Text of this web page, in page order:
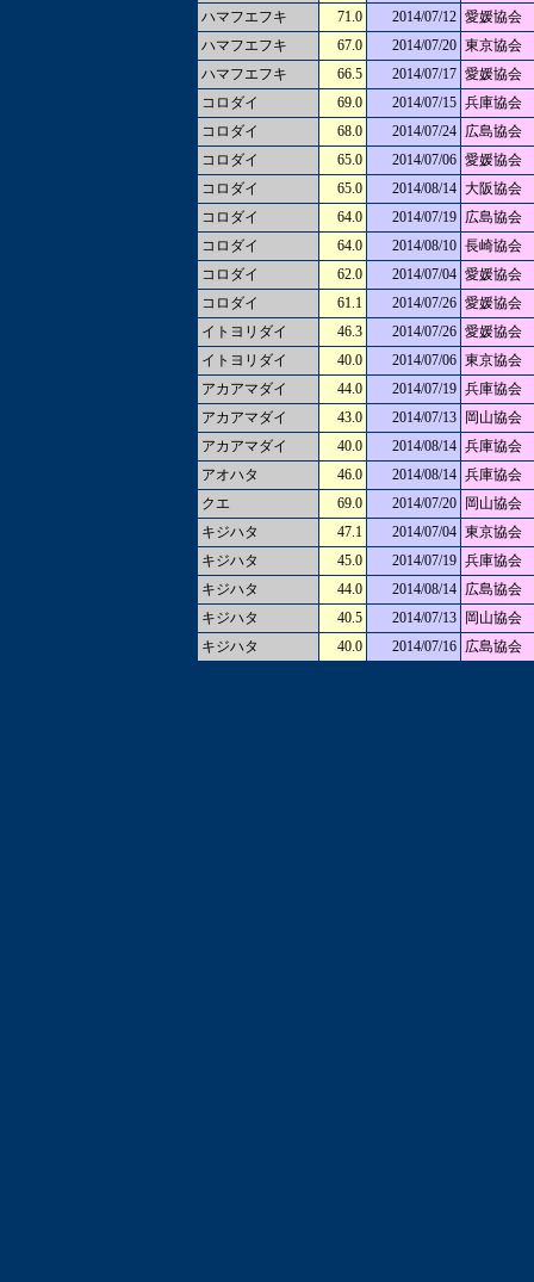
ハマフエフキ
71.0 2014/07/12 愛媛協会
ハマフエフキ
67.0 2014/07/20 東京協会
ハマフエフキ
66.5 2014/07/17 愛媛協会
コロダイ
69.0 2014/07/15 兵庫協会
コロダイ
68.0 2014/07/24 広島協会
コロダイ
65.0 2014/07/06 愛媛協会
コロダイ
65.0 2014/08/14 大阪協会
コロダイ
64.0 2014/07/19 広島協会
コロダイ
64.0 2014/08/10 長崎協会
コロダイ
62.0 2014/07/04 愛媛協会
コロダイ
61.1 2014/07/26 愛媛協会
イトヨリダイ
46.3 2014/07/26 愛媛協会
イトヨリダイ
40.0 2014/07/06 東京協会
アカアマダイ
44.0 2014/07/19 兵庫協会
アカアマダイ
43.0 2014/07/13
岡山協会
アカアマダイ
40.0 2014/08/14 兵庫協会
アオハタ
46.0 2014/08/14 兵庫協会
クエ
69.0 2014/07/20
岡山協会
キジハタ
47.1 2014/07/04 東京協会
キジハタ
45.0 2014/07/19 兵庫協会
キジハタ
44.0 2014/08/14 広島協会
キジハタ
40.5 2014/07/13
岡山協会
キジハタ
40.0 2014/07/16 広島協会